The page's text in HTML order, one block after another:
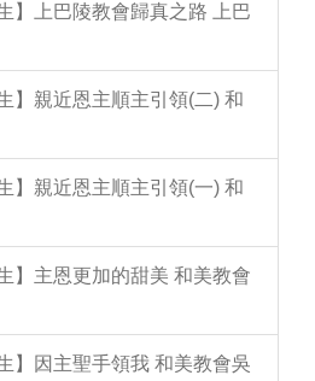
】上巴陵教會歸真之路 上巴
】親近恩主順主引領(二) 和
】親近恩主順主引領(一) 和
】主恩更加的甜美 和美教會
】因主聖手領我 和美教會吳